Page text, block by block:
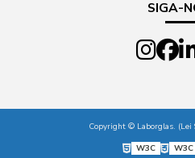
SIGA-
Copyright © Laborglas. (Lei
W3C
W3C